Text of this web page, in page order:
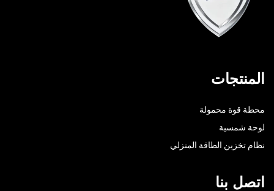
المنتجات
محطة قوة محمولة
لوحة شمسية
نظام تخزين الطاقة المنزلي
اتصل بنا